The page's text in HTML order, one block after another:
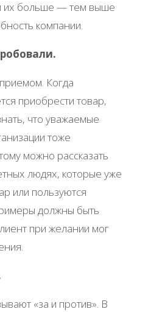
их больше — тем выше
компании.
Когда
приобрести товар,
что уважаемые
тоже
можно рассказать
людях, которые уже
или пользуются
должны быть
при желании мог
«за и против». В